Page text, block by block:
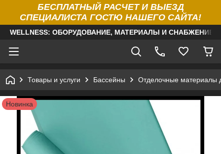
БЕСПЛАТНЫЙ РАСЧЕТ И ВЫЕЗД
СПЕЦИАЛИСТА ГОСТЮ НАШЕГО САЙТА!
WELLNESS: ОБОРУДОВАНИЕ, МАТЕРИАЛЫ И
Товары и услуги Бассейны Отделочные материалы
Новинка